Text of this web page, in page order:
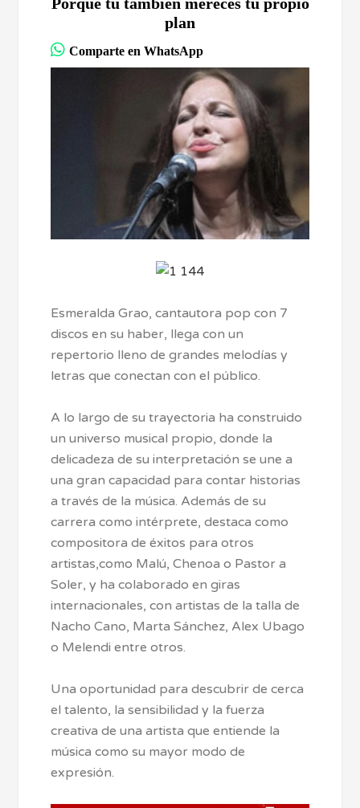
plan
Comparte en WhatsApp
Esmeralda Grao, cantautora pop con 7
discos en su haber, llega con un
repertorio lleno de grandes melodías y
letras que conectan con el público.
A lo largo de su trayectoria ha construido
un universo musical propio, donde la
delicadeza de su interpretación se une a
una gran capacidad para contar historias
a través de la música. Además de su
carrera como intérprete, destaca como
compositora de éxitos para otros
artistas,como Malú, Chenoa o Pastor a
Soler, y ha colaborado en giras
internacionales, con artistas de la talla de
Nacho Cano, Marta Sánchez, Alex Ubago
o Melendi entre otros.
Una oportunidad para descubrir de cerca
el talento, la sensibilidad y la fuerza
creativa de una artista que entiende la
música como su mayor modo de
expresión.